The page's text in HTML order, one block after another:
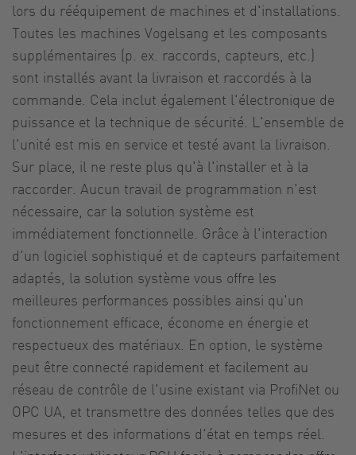
lors du rééquipement de machines et d'installations.
Toutes les machines Vogelsang et les composants
supplémentaires (p. ex. raccords, capteurs, etc.)
sont installés avant la livraison et raccordés à la
commande. Cela inclut également l'électronique de
puissance et la technique de sécurité. L'ensemble de
l'unité est mis en service et testé avant la livraison.
Sur place, il ne reste plus qu'à l'installer et à la
raccorder. Aucun travail de programmation n'est
nécessaire, car la solution système est
immédiatement fonctionnelle. Grâce à l'interaction
d'un logiciel sophistiqué et de capteurs parfaitement
adaptés, la solution système vous offre les
meilleures performances possibles ainsi qu'un
fonctionnement efficace, économe en énergie et
respectueux des matériaux. En option, le système
peut être connecté rapidement et facilement au
réseau de contrôle de l'usine existant via ProfiNet ou
OPC UA, et transmettre des données telles que des
mesures et des informations d'état en temps réel.